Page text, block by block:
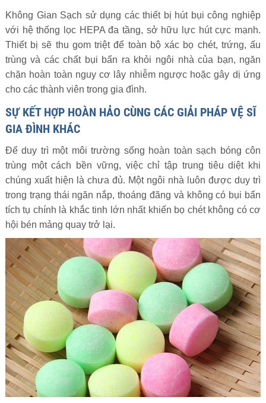
Không Gian Sạch sử dụng các thiết bị hút bụi công nghiệp
với hệ thống lọc HEPA đa tầng, sở hữu lực hút cực mạnh.
Thiết bị sẽ thu gom triệt để toàn bộ xác bọ chét, trứng, ấu
trùng và các chất bụi bẩn ra khỏi ngôi nhà của bạn, ngăn
chặn hoàn toàn nguy cơ lây nhiễm ngược hoặc gây dị ứng
cho các thành viên trong gia đình.
SỰ KẾT HỢP HOÀN HẢO CÙNG CÁC GIẢI PHÁP VỆ SĨ
GIA ĐÌNH KHÁC
Để duy trì một môi trường sống hoàn toàn sạch bóng côn
trùng một cách bền vững, việc chỉ tập trung tiêu diệt khi
chúng xuất hiện là chưa đủ. Một ngôi nhà luôn được duy trì
trong trạng thái ngăn nắp, thoáng đãng và không có bụi bẩn
tích tụ chính là khắc tinh lớn nhất khiến bọ chét không có cơ
hội bén mảng quay trở lại.